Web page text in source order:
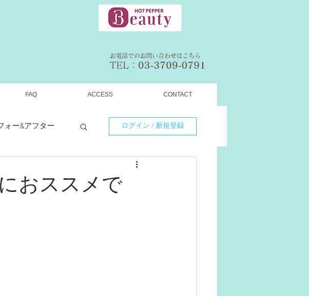
お電話でのお問い合わせはこちら
TEL：​ 03-3709-0791
FAQ ACCESS CONTACT
ォー&アフター ログイン / 新規登録
おススメで